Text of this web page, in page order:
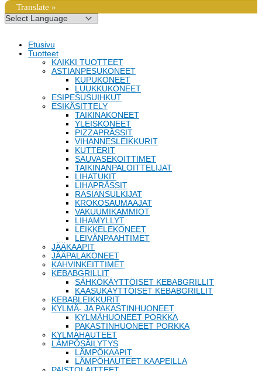
Translate »
Etusivu
Tuotteet
KAIKKI TUOTTEET
ASTIANPESUKONEET
KUPUKONEET
LUUKKUKONEET
ESIPESUSUIHKUT
ESIKÄSITTELY
TAIKINAKONEET
YLEISKONEET
PIZZAPRÄSSIT
VIHANNESLEIKKURIT
KUTTERIT
SAUVASEKOITTIMET
TAIKINANPALOITTELIJAT
LIHATUKIT
LIHAPRÄSSIT
RASIANSULKIJAT
KROKOSAUMAAJAT
VAKUUMIKAMMIOT
LIHAMYLLYT
LEIKKELEKONEET
LEIVÄNPAAHTIMET
JÄÄKAAPIT
JÄÄPALAKONEET
KAHVINKEITTIMET
KEBABGRILLIT
SÄHKÖKÄYTTÖISET KEBABGRILLIT
KAASUKÄYTTÖISET KEBABGRILLIT
KEBABLEIKKURIT
KYLMÄ- JA PAKASTINHUONEET
KYLMÄHUONEET PORKKA
PAKASTINHUONEET PORKKA
KYLMÄHAUTEET
LÄMPÖSÄILYTYS
LÄMPÖKAAPIT
LÄMPÖHAUTEET KAAPEILLA